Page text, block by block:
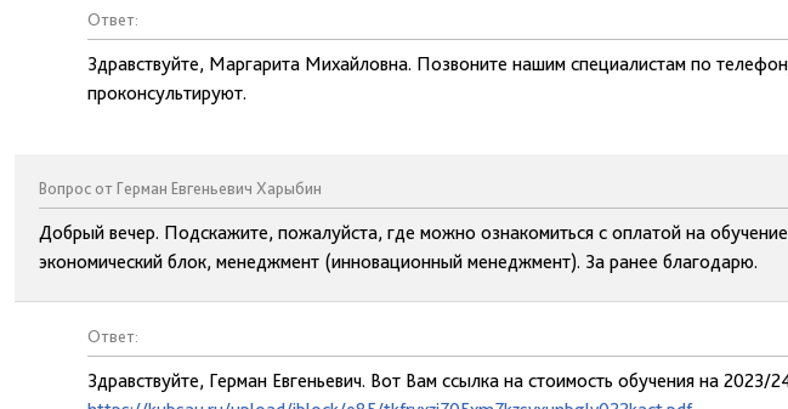
Ответ:
Здравствуйте, Маргарита Михайловна. Позвоните нашим специалистам по
проконсультируют.
Вопрос от Герман Евгеньевич Харыбин
Добрый вечер. Подскажите, пожалуйста, где можно ознакомиться с оплатой на
экономический блок, менеджмент (инновационный менеджмент). За ранее благодарю.
Ответ:
Здравствуйте, Герман Евгеньевич. Вот Вам ссылка на стоимость обучения на 2023/